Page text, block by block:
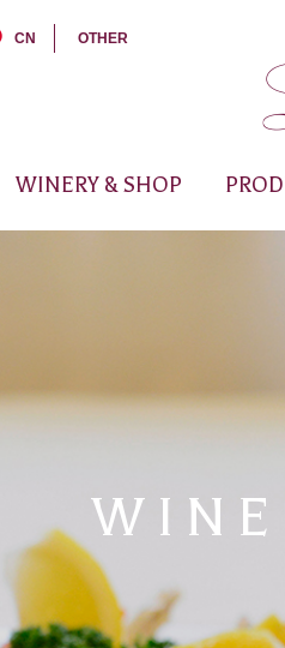
CN OTHER
WINERY & SHOP